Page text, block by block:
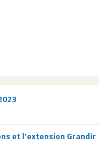
et l'extension Grandir